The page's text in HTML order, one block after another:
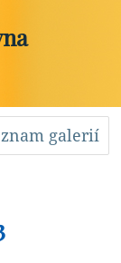
galerií